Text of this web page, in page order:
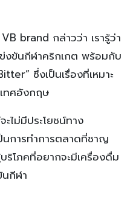
brand กล่าวว่า เรารู้ว่า
งขันกีฬาคริกเกต พร้อมกับ
ซึ่งเป็นเรื่องที่เหมาะ
ทศอังกฤษ
ไม่มีประโยชน์ทาง
นการทำการตลาดที่ชาญ
ริโภคที่อยากจะมีเครื่องดื่ม
นกีฬา